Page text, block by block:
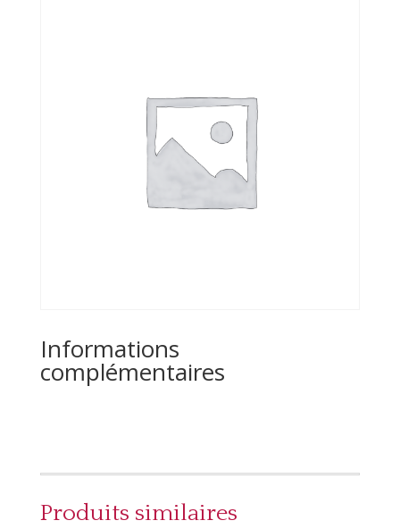
Informations
complémentaires
Produits similaires